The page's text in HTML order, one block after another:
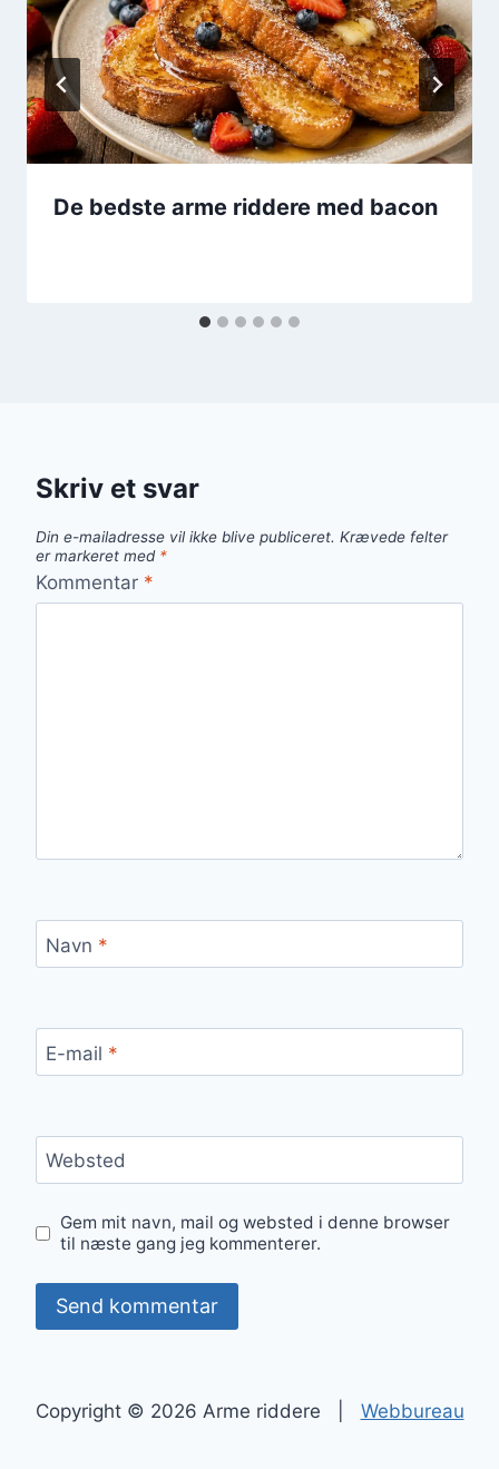
De bedste arme riddere med bacon
Skriv et svar
Din e-mailadresse vil ikke blive publiceret. Krævede felter
er markeret med *
Kommentar *
Navn *
E-mail *
Websted
Gem mit navn, mail og websted i denne browser
til næste gang jeg kommenterer.
Copyright © 2026 Arme riddere | Webbureau